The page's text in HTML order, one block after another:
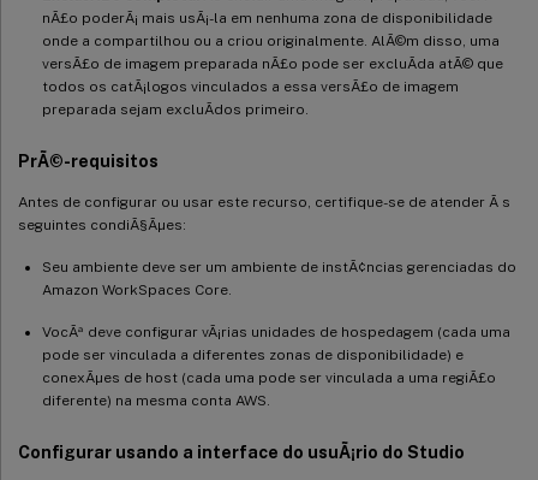
nÃ£o poderÃ¡ mais usÃ¡-la em nenhuma zona de disponibilidade
onde a compartilhou ou a criou originalmente. AlÃ©m disso, uma
versÃ£o de imagem preparada nÃ£o pode ser excluÃ­da atÃ© que
todos os catÃ¡logos vinculados a essa versÃ£o de imagem
preparada sejam excluÃ­dos primeiro.
PrÃ©-requisitos
Antes de configurar ou usar este recurso, certifique-se de atender Ã s
seguintes condiÃ§Ãµes:
Seu ambiente deve ser um ambiente de instÃ¢ncias gerenciadas do
Amazon WorkSpaces Core.
VocÃª deve configurar vÃ¡rias unidades de hospedagem (cada uma
pode ser vinculada a diferentes zonas de disponibilidade) e
conexÃµes de host (cada uma pode ser vinculada a uma regiÃ£o
diferente) na mesma conta AWS.
Configurar usando a interface do usuÃ¡rio do Studio